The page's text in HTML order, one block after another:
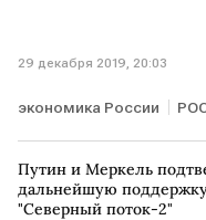
29 декабря 2019, 20:03
экономика России
Путин и Меркель
дальнейшую
"Северный поток-2"